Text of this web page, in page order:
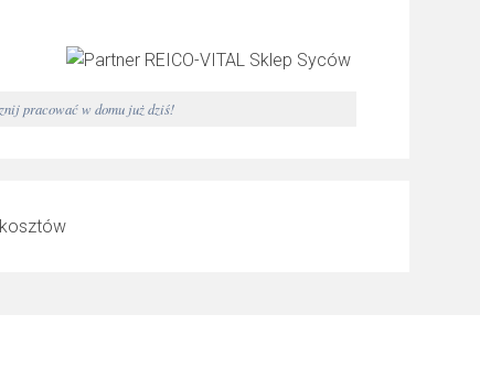
pracować w domu już dziś!